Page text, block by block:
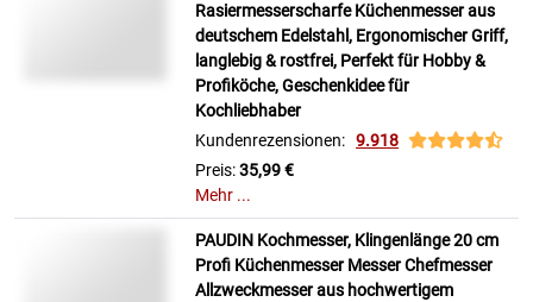
Rasiermesserscharfe Küchenmesser aus
deutschem Edelstahl, Ergonomischer Griff,
langlebig & rostfrei, Perfekt für Hobby &
Profiköche, Geschenkidee für
Kochliebhaber
Kundenrezensionen: 9.918
Preis:35,99 €
Mehr ...
PAUDIN Kochmesser, Klingenlänge 20 cm
Profi Küchenmesser Messer Chefmesser
Allzweckmesser aus hochwertigem